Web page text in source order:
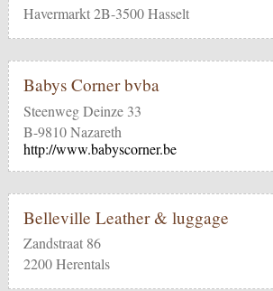
Havermarkt 2B-3500 Hasselt
Babys Corner bvba
Steenweg Deinze 33
B-9810 Nazareth
http://www.babyscorner.be
Belleville Leather & luggage
Zandstraat 86
2200 Herentals